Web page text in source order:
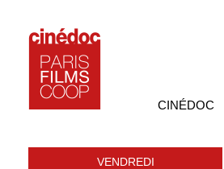
CINÉDOC
VENDREDI